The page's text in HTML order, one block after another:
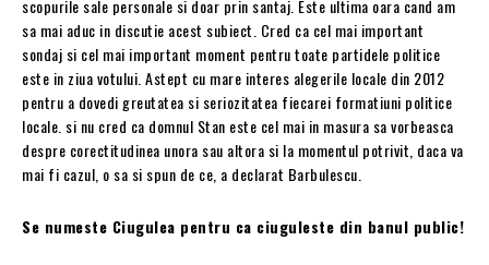
scopurile sale personale si doar prin santaj. Este ultima oara cand am
sa mai aduc in discutie acest subiect. Cred ca cel mai important
sondaj si cel mai important moment pentru toate partidele politice
este in ziua votului. Astept cu mare interes alegerile locale din 2012
pentru a dovedi greutatea si seriozitatea fiecarei formatiuni politice
locale. si nu cred ca domnul Stan este cel mai in masura sa vorbeasca
despre corectitudinea unora sau altora si la momentul potrivit, daca va
mai fi cazul, o sa si spun de ce, a declarat Barbulescu.
Se numeste Ciugulea pentru ca ciuguleste din banul public!